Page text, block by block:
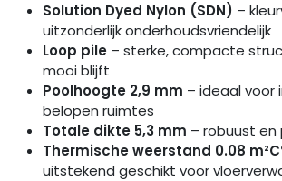
Solution Dyed Nylon (SDN) –
uitzonderlijk onderhoudsvriendelijk
Loop pile – sterke, compacte
mooi blijft
Poolhoogte 2,9 mm – ideaal voor
belopen ruimtes
Totale dikte 5,3 mm – robuust en
Thermische weerstand 0.08
uitstekend geschikt voor